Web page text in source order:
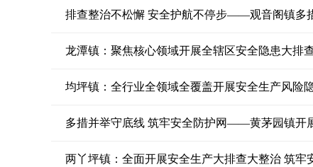
排查整治不松懈 安全护航不停步——观音阁镇多
龙潭镇：聚焦核心领域开展全辖区安全隐患大排
均坪镇：全行业全领域全覆盖开展安全生产风险
多措并举守底线 筑牢安全防护网——黄茅园镇开
两丫坪镇：全面开展安全生产大排查大整治 筑牢